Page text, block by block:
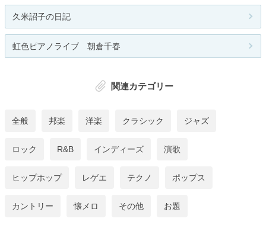
久米詔子の日記
虹色ピアノライブ 朝倉千春
関連カテゴリー
全般 邦楽 洋楽 クラシック ジャズ
ロック R&B インディーズ 演歌
ヒップホップ レゲエ テクノ ポップス
カントリー 懐メロ その他 お題